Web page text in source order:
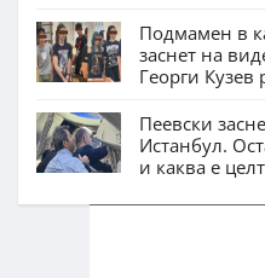
Подмамен в
заснет на
Георги Кузев
Пеевски
Истанбул.
и каква е